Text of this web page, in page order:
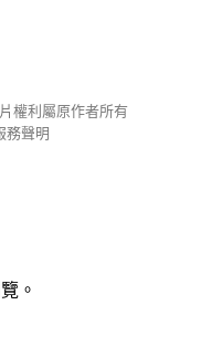
權利屬原作者所有
務聲明
。